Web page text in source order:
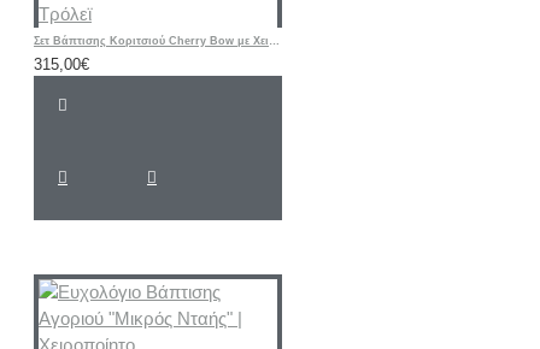
Σετ Βάπτισης Κοριτσιού Cherry Bow με Χειροποίητη Ζωγραφισμένη Βαλίτσα Τρόλεϊ
315,00€